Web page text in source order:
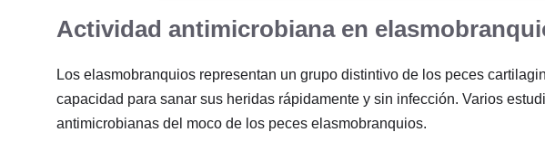
Actividad antimicrobiana en
Los elasmobranquios representan un grupo distintivo de los peces
capacidad para sanar sus heridas rápidamente y sin infección. Varios
antimicrobianas del moco de los peces elasmobranquios.